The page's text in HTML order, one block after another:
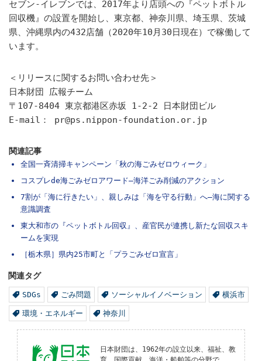
セブン‐イレブンでは、2017年より店頭への『ペットボトル
回収機』の設置を開始し、東京都、神奈川県、埼玉県、茨城
県、沖縄県内の432店舗（2020年10月30日現在）で稼働して
います。
＜リリースに関するお問い合わせ先＞
日本財団 広報チーム
〒107-8404 東京都港区赤坂 1-2-2 日本財団ビル
E-mail： pr@ps.nippon-foundation.or.jp
関連記事
全国一斉清掃キャンペーン「秋の海ごみゼロウィーク」
コスプレde海ごみゼロアワード―海洋ごみ削減のアクション
7割が「海に行きたい」、親しみは「海を守る行動」へ―海に関する
意識調査
東大和市の『ペットボトル回収』、産官民が連携し新たな回収スキ
ームを実現
［栃木県］県内25市町と「プラごみゼロ宣言」
関連タグ
SDGs ごみ問題 ソーシャルイノベーション 横浜市
環境・エネルギー 神奈川
日本財団は、1962年の設立以来、福祉、教